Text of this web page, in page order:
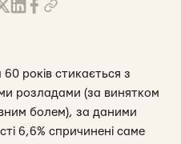
років стикається з
розладами (за винятком
болем), за даними
6,6% спричинені саме